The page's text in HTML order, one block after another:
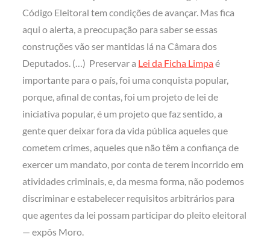
Código Eleitoral tem condições de avançar. Mas fica
aqui o alerta, a preocupação para saber se essas
construções vão ser mantidas lá na Câmara dos
Deputados. (…) Preservar a Lei da Ficha Limpaé
importante para o país, foi uma conquista popular,
porque, afinal de contas, foi um projeto de lei de
iniciativa popular, é um projeto que faz sentido, a
gente quer deixar fora da vida pública aqueles que
cometem crimes, aqueles que não têm a confiança de
exercer um mandato, por conta de terem incorrido em
atividades criminais, e, da mesma forma, não podemos
discriminar e estabelecer requisitos arbitrários para
que agentes da lei possam participar do pleito eleitoral
— expôs Moro.